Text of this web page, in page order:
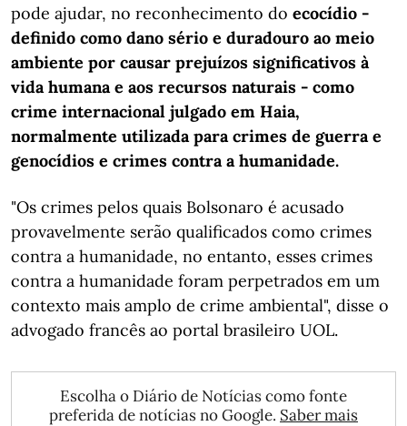
pode ajudar, no reconhecimento do ecocídio -
definido como dano sério e duradouro ao meio
ambiente por causar prejuízos significativos à
vida humana e aos recursos naturais - como
crime internacional julgado em Haia,
normalmente utilizada para crimes de guerra e
genocídios e crimes contra a humanidade.
"Os crimes pelos quais Bolsonaro é acusado
provavelmente serão qualificados como crimes
contra a humanidade, no entanto, esses crimes
contra a humanidade foram perpetrados em um
contexto mais amplo de crime ambiental", disse o
advogado francês ao portal brasileiro UOL.
Escolha o Diário de Notícias como fonte
preferida de notícias no Google. Saber mais